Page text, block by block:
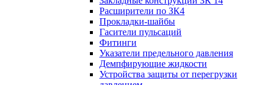
Расширители по ЗК4
Прокладки-шайбы
Гасители пульсаций
Фитинги
Указатели предельного давления
Демпфирующие жидкости
Устройства защиты от перегрузки